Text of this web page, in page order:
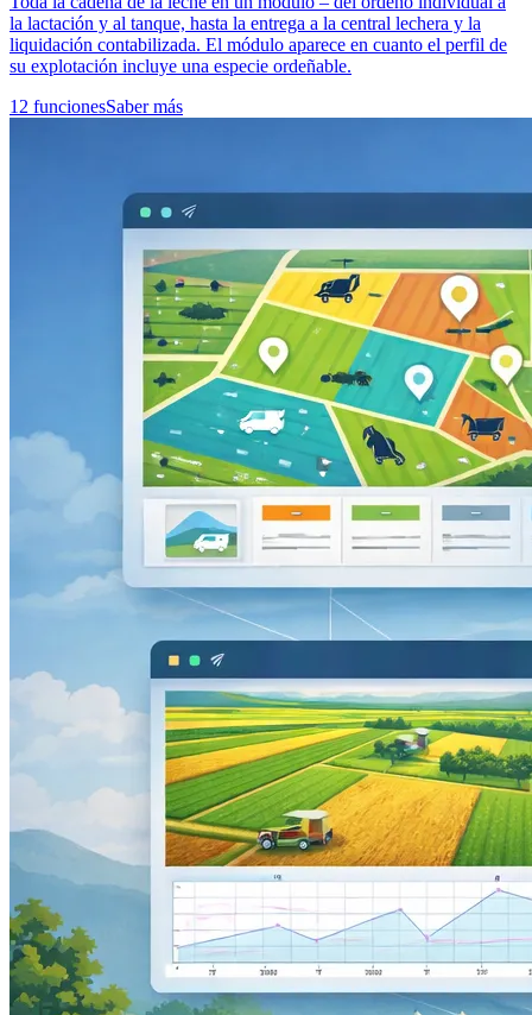
la lactación y al tanque, hasta la entrega a la central lechera y la
liquidación contabilizada. El módulo aparece en cuanto el perfil de
su explotación incluye una especie ordeñable.
12 funcionesSaber más